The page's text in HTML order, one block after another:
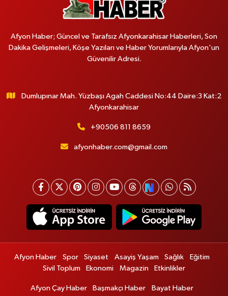
Afyon Haber; Güncel ve Tarafsız Afyonkarahisar Haberleri, Son
Dakika Gelişmeleri, Köşe Yazıları ve Haber Yorumlarıyla Afyon'un
Güvenilir Adresi.
Dumlupınar Mah. Yüzbaşı Agah Caddesi No:44 Daire:3 Kat:2
Afyonkarahisar
+90506 811 8659
afyonhaber.com@gmail.com
Afyon Haber Spor Siyaset Asayiş Yaşam Sağlık
Eğitim
Sivil Toplum
Ekonomi Magazin Etkinlikler
Afyon Çay Haber Başmakçı Haber
Bayat Haber